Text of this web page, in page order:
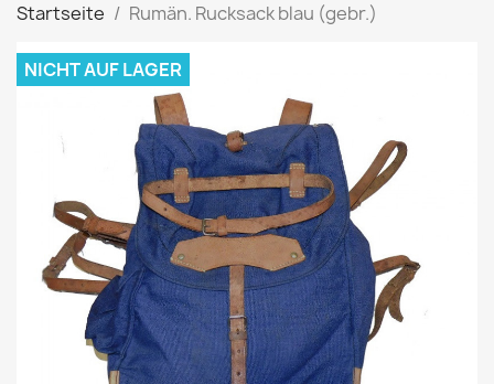
Startseite Rumän. Rucksack blau (gebr.)
NICHT AUF LAGER